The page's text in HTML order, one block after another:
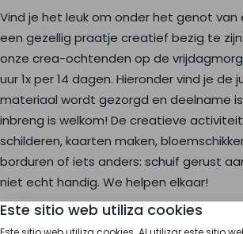
Vind je het leuk om onder het genot van
een gezellig praatje creatief bezig te
onze crea-ochtenden op de
uur 1x per 14 dagen. Hieronder vind je de
materiaal wordt gezorgd en deelname
inbreng is welkom! De creatieve activiteit
schilderen, kaarten maken,
borduren of iets anders: schuif gerust
niet echt handig. We helpen elkaar!
Este sitio web utiliza cookies